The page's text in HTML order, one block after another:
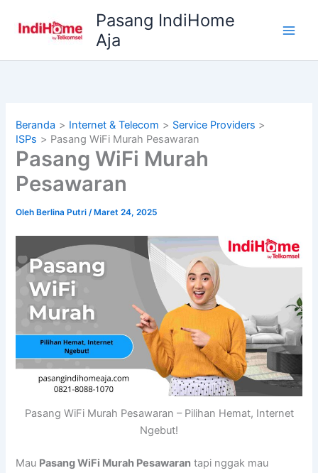
Pasang IndiHome
Aja
Beranda Internet & Telecom
Service Providers
ISPs
Pasang WiFi Murah Pesawaran
Pasang WiFi Murah
Pesawaran
Oleh Berlina Putri/ Maret 24, 2025
Pasang WiFi Murah Pesawaran – Pilihan Hemat, Internet
Ngebut!
Mau Pasang WiFi Murah Pesawaran tapi nggak mau